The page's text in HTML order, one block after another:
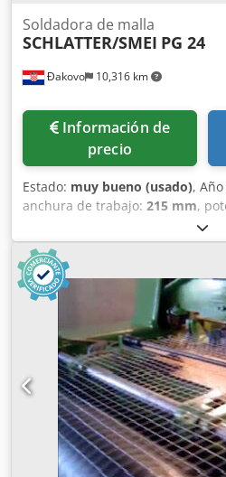
Đakovo 10,316 km
Soldadora de malla
SCHLATTER/SMEI PG 24
Información de
precio
Estado: muy bueno (usado),
anchura de trabajo: 215 mm,
, Fábrica
malla/viga de celosía La fábrica
soldadura de malla SCHLATTER
Año - 2002 - Línea de vigas de
automática , Año - 2003 -
1x Wafios R4 Dedpfxeqy Ek Ao
VITARI NR10 - Línea de estirado
entrada max.10mm, Velocidad -
Afiladora de alambre SMEI